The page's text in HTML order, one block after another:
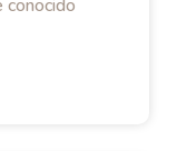
conocido